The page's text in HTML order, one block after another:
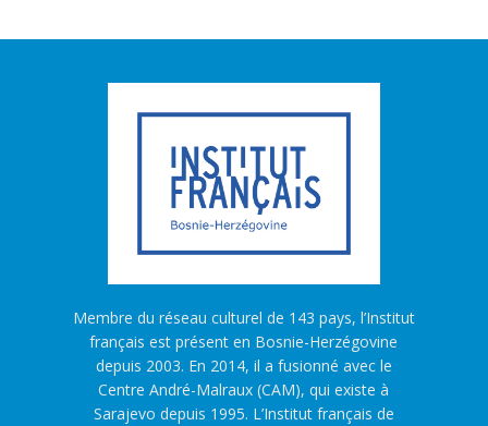
Membre du réseau culturel de 143 pays, l’Institut
français est présent en Bosnie-Herzégovine
depuis 2003. En 2014, il a fusionné avec le
Centre André-Malraux (CAM), qui existe à
Sarajevo depuis 1995. L’Institut français de